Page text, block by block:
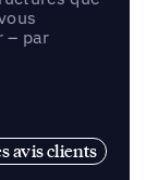
– par
avis clients